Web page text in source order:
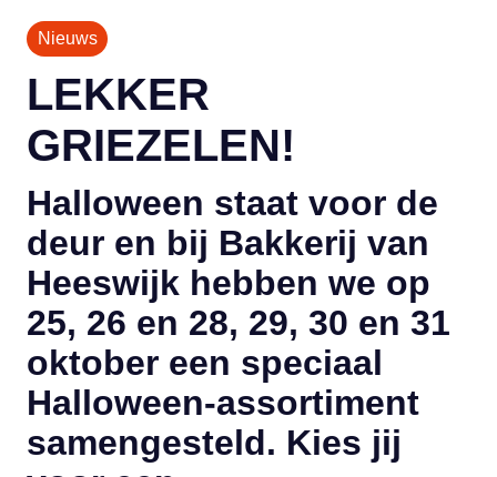
Nieuws
LEKKER
GRIEZELEN!
Halloween staat voor de
deur en bij Bakkerij van
Heeswijk hebben we op
25, 26 en 28, 29, 30 en 31
oktober een speciaal
Halloween-assortiment
samengesteld. Kies jij